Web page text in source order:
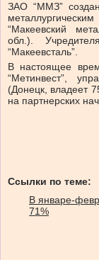
ЗАО “ММЗ”
“Макеевский
обл.).
“Макеевсталь”.
В настоящее
“Метинвест”,
(Донецк, владеет
на партнерских
Ссылки по теме:
В январе-
71%